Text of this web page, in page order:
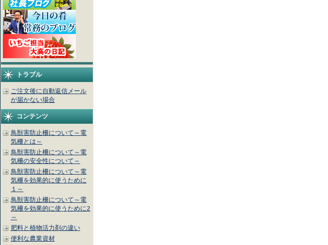
トラブル
ご注文後に自動返信メール
が届かない場合
コンテンツ
鳥獣害防止柵について～電
気柵とは～
鳥獣害防止柵について～電
気柵の安全性について～
鳥獣害防止柵について～電
気柵を効果的に使うために
１～
鳥獣害防止柵について～電
気柵を効果的に使うために2
～
肥料と植物活力剤の違い
便利な農業資材